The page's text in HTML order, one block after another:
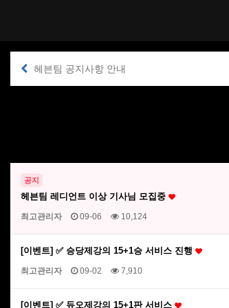
헤븐팀 공지사항 안내
공지
헤븐팀 레디언트 이상 기사님 모집중
최고관리자 09-06 10,124
[이벤트] ✅ 승당제강의 15+1승 서비스 진행
최고관리자 09-02 7,910
[이벤트] ✅ 듀오제강의 15+1판 서비스